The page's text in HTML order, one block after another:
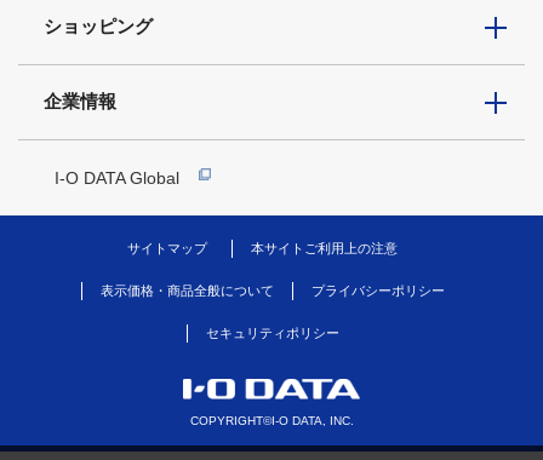
ショッピング
企業情報
I-O DATA Global
サイトマップ 本サイトご利用上の注意
表示価格・商品全般について プライバシーポリシー
セキュリティポリシー
COPYRIGHT©I-O DATA, INC.